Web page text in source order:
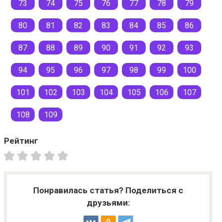
73 74 75 76 77 78 79
80 81 82 83 84 85 86
87 88 89 90 91 92 93
94 95 96 97 98 99 100
101 102 103 104 105 106 107
108 109
Рейтинг
Понравилась статья? Поделиться с
друзьями: